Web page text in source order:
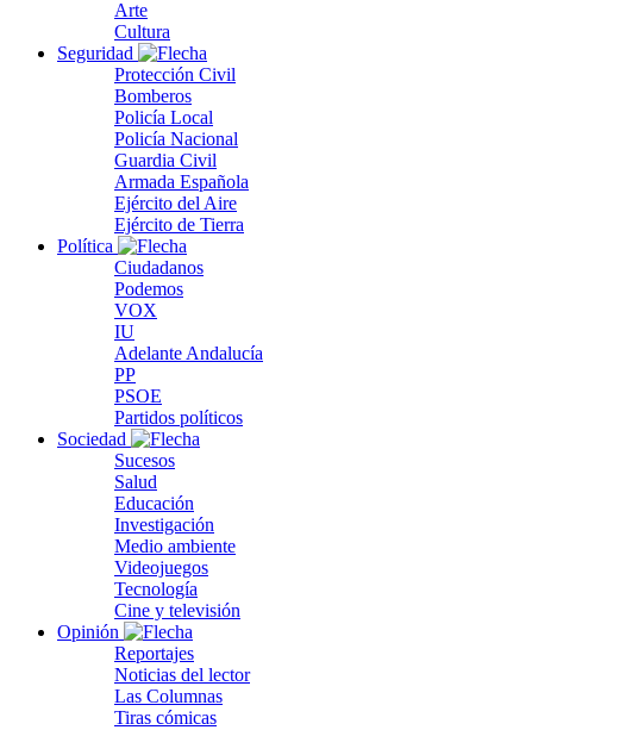
Arte
Cultura
Seguridad
Protección Civil
Bomberos
Policía Local
Policía Nacional
Guardia Civil
Armada Española
Ejército del Aire
Ejército de Tierra
Política
Ciudadanos
Podemos
VOX
IU
Adelante Andalucía
PP
PSOE
Partidos políticos
Sociedad
Sucesos
Salud
Educación
Investigación
Medio ambiente
Videojuegos
Tecnología
Cine y televisión
Opinión
Reportajes
Noticias del lector
Las Columnas
Tiras cómicas